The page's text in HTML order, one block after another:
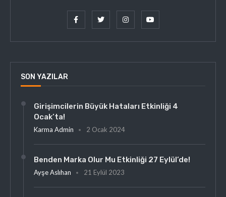
SON YAZILAR
Girişimcilerin Büyük Hataları Etkinliği 4
Ocak’ta!
Karma Admin 2 Ocak 2024
Benden Marka Olur Mu Etkinliği 27 Eylül’de!
Ayşe Aslıhan 21 Eylül 2023